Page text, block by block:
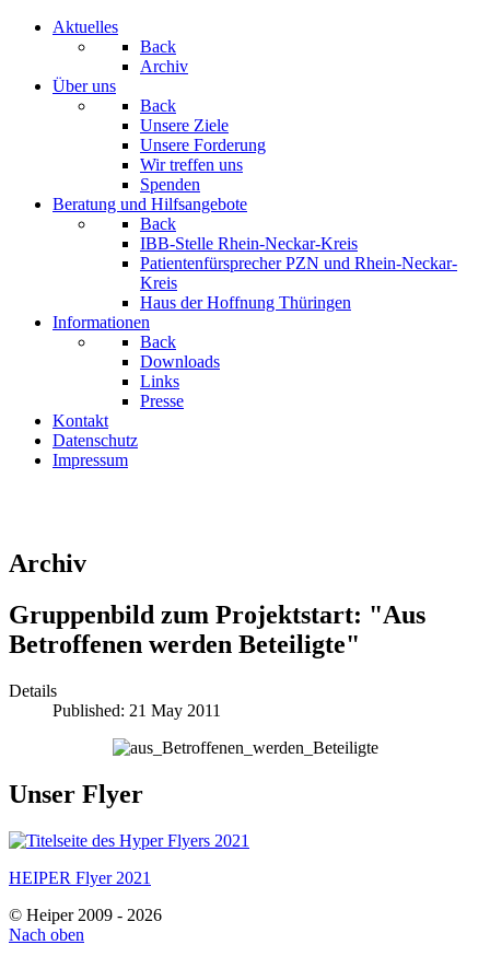
Aktuelles
Back
Archiv
Über uns
Back
Unsere Ziele
Unsere Forderung
Wir treffen uns
Spenden
Beratung und Hilfsangebote
Back
IBB-Stelle Rhein-Neckar-Kreis
Patientenfürsprecher PZN und Rhein-Neckar-
Kreis
Haus der Hoffnung Thüringen
Informationen
Back
Downloads
Links
Presse
Kontakt
Datenschutz
Impressum
Archiv
Gruppenbild zum Projektstart: "Aus
Betroffenen werden Beteiligte"
Details
Published: 21 May 2011
Unser Flyer
HEIPER Flyer 2021
© Heiper 2009 - 2026
Nach oben